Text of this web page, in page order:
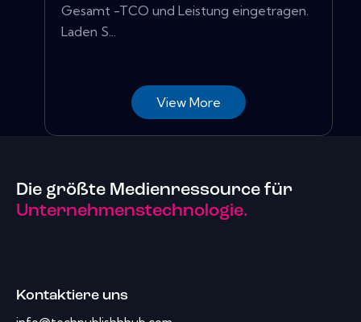
Gesamt -TCO und Leistung eingetragen.
Laden S...
View More
Die größte Medienressource für
Unternehmenstechnologie.
Kontaktiere uns